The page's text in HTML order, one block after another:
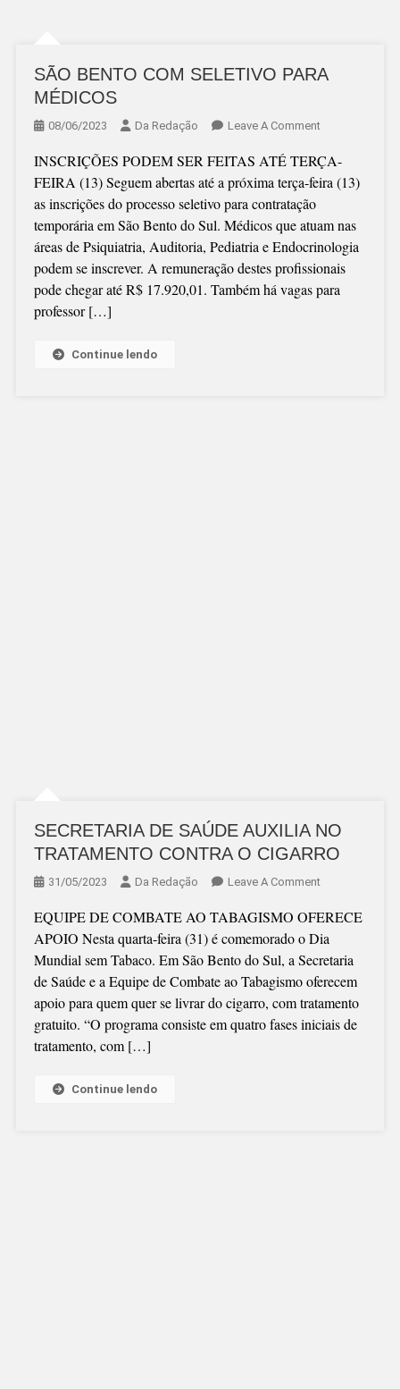
SÃO BENTO COM SELETIVO PARA
MÉDICOS
08/06/2023 Da Redação Leave A CommentOn
BENTO
COM
PARA
MÉDICOS
INSCRIÇÕES PODEM SER FEITAS ATÉ TERÇA-
FEIRA (13) Seguem abertas até a próxima terça-feira (13)
as inscrições do processo seletivo para contratação
temporária em São Bento do Sul. Médicos que atuam nas
áreas de Psiquiatria, Auditoria, Pediatria e Endocrinologia
podem se inscrever. A remuneração destes profissionais
pode chegar até R$ 17.920,01. Também há vagas para
professor […]
Continue lendo
SECRETARIA DE SAÚDE AUXILIA NO
TRATAMENTO CONTRA O CIGARRO
31/05/2023 Da Redação Leave A CommentOn
DE
SAÚDE
AUXILIA
NO
TRATAMENTO
CONTRA
EQUIPE DE COMBATE AO TABAGISMO OFERECE
APOIO Nesta quarta-feira (31) é comemorado o Dia
Mundial sem Tabaco. Em São Bento do Sul, a Secretaria
de Saúde e a Equipe de Combate ao Tabagismo oferecem
apoio para quem quer se livrar do cigarro, com tratamento
gratuito. “O programa consiste em quatro fases iniciais de
tratamento, com […]
Continue lendo